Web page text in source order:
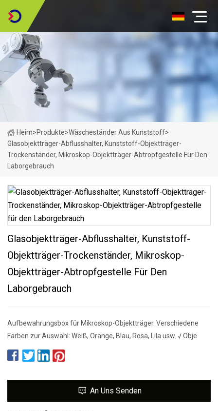
Heim>Produkte>Wäscheständer Aus Kunststoff>
Glasobjektträger-Abflusshalter, Kunststoff-Objektträger-
Trockenständer, Mikroskop-Objektträger-Abtropfgestelle Für Den
Laborgebrauch
Glasobjektträger-Abflusshalter, Kunststoff-
Objektträger-Trockenständer, Mikroskop-
Objektträger-Abtropfgestelle Für Den
Laborgebrauch
Aufbewahrungsbox für Mikroskop-Objektträger. Verschiedene
Farben zur Auswahl: Weiß, Orange, Blau, Rosa, Lila usw. √ Obje
An Uns Senden